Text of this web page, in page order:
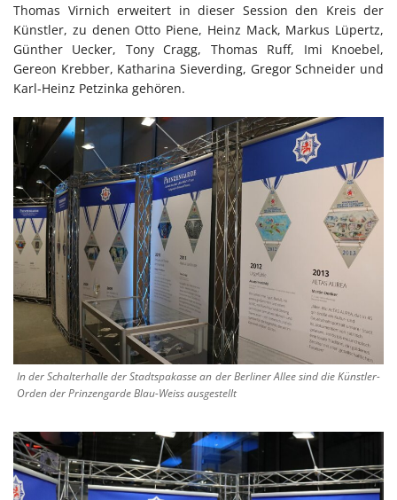
Thomas Virnich erweitert in dieser Session den Kreis der
Künstler, zu denen Otto Piene, Heinz Mack, Markus Lüpertz,
Günther Uecker, Tony Cragg, Thomas Ruff, Imi Knoebel,
Gereon Krebber, Katharina Sieverding, Gregor Schneider und
Karl-Heinz Petzinka gehören.
In der Schalterhalle der Stadtspakasse an der Berliner Allee sind die Künstler-
Orden der Prinzengarde Blau-Weiss ausgestellt